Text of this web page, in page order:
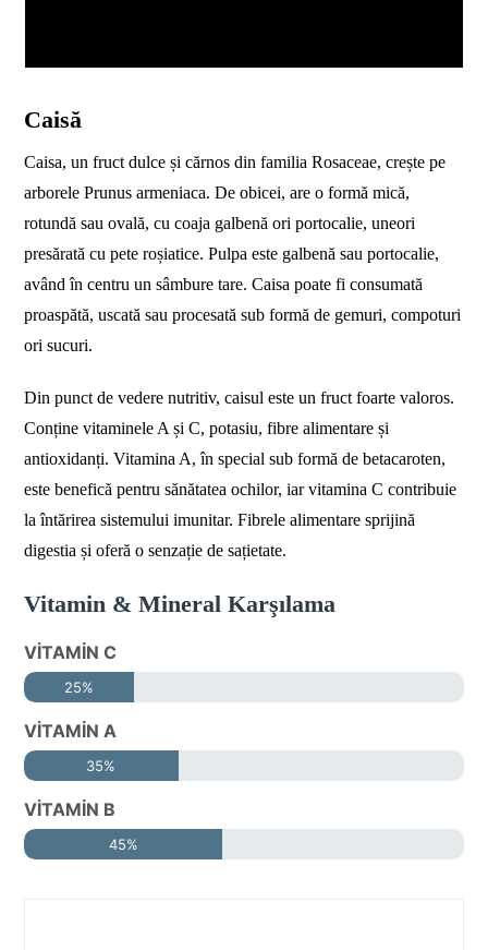
Caisă
Caisa, un fruct dulce și cărnos din familia Rosaceae, crește pe
arborele Prunus armeniaca. De obicei, are o formă mică,
rotundă sau ovală, cu coaja galbenă ori portocalie, uneori
presărată cu pete roșiatice. Pulpa este galbenă sau portocalie,
având în centru un sâmbure tare. Caisa poate fi consumată
proaspătă, uscată sau procesată sub formă de gemuri, compoturi
ori sucuri.
Din punct de vedere nutritiv, caisul este un fruct foarte valoros.
Conține vitaminele A și C, potasiu, fibre alimentare și
antioxidanți. Vitamina A, în special sub formă de betacaroten,
este benefică pentru sănătatea ochilor, iar vitamina C contribuie
la întărirea sistemului imunitar. Fibrele alimentare sprijină
digestia și oferă o senzație de sațietate.
Vitamin & Mineral Karşılama
VİTAMİN C
25%
VİTAMİN A
35%
VİTAMİN B
45%